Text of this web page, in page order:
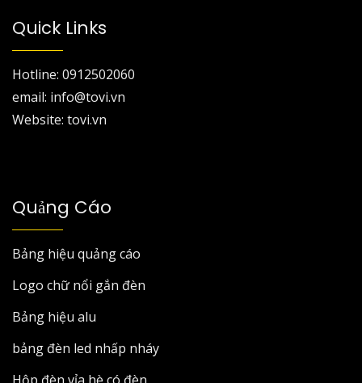
Quick Links
Hotline: 0912502060
email: info@tovi.vn
Website: tovi.vn
Quảng Cáo
Bảng hiệu quảng cáo
Logo chữ nổi gắn đèn
Bảng hiệu alu
bảng đèn led nhấp nháy